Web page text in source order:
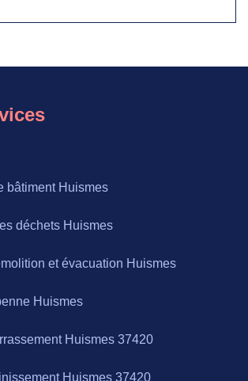
bâtiment Huismes
déchets Huismes
et évacuation Huismes
Huismes
Huismes 37420
Huismes 37420